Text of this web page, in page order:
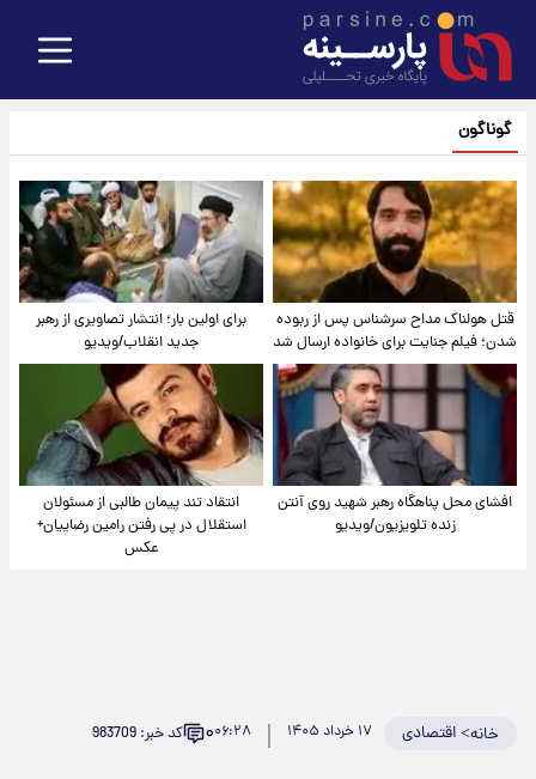
گوناگون
قتل هولناک مداح سرشناس پس از ربوده
شدن؛ فیلم جنایت برای خانواده ارسال شد
برای اولین بار؛ انتشار تصاویری از رهبر
جدید انقلاب/ویدیو
افشای محل پناهگاه‌ رهبر شهید روی آنتن
زنده تلویزیون/ویدیو
انتقاد تند پیمان طالبی از مسئولان
استقلال در پی رفتن رامین رضاییان+
عکس
خانه>اقتصادی ۱۷ خرداد ۱۴۰۵ ۰۶:۲۸۰ کد خبر: 983709